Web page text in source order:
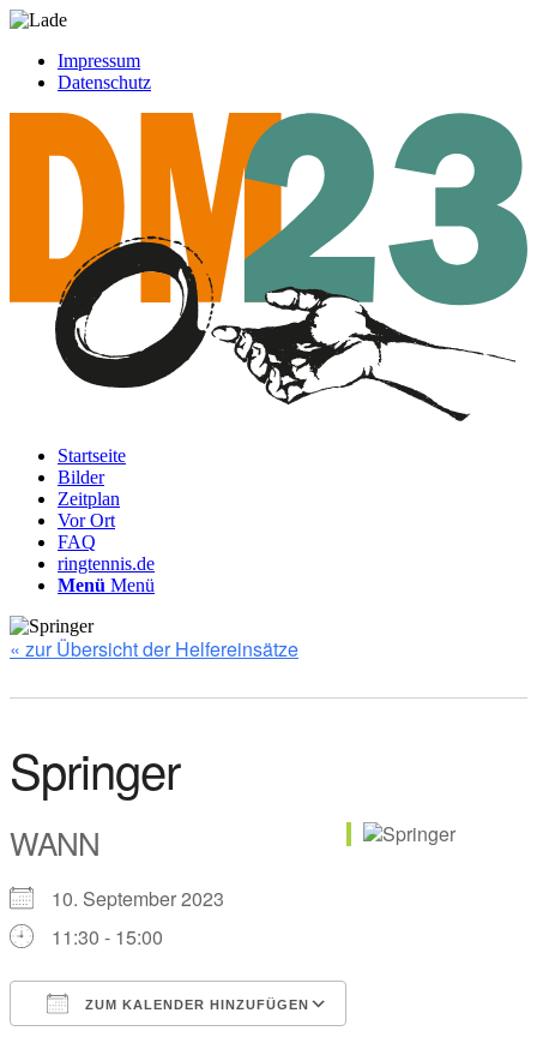
Impressum
Datenschutz
Startseite
Bilder
Zeitplan
Vor Ort
FAQ
ringtennis.de
Menü Menü
« zur Übersicht der Helfereinsätze
Springer
WANN
10. September 2023
11:30 - 15:00
ZUM KALENDER HINZUFÜGEN